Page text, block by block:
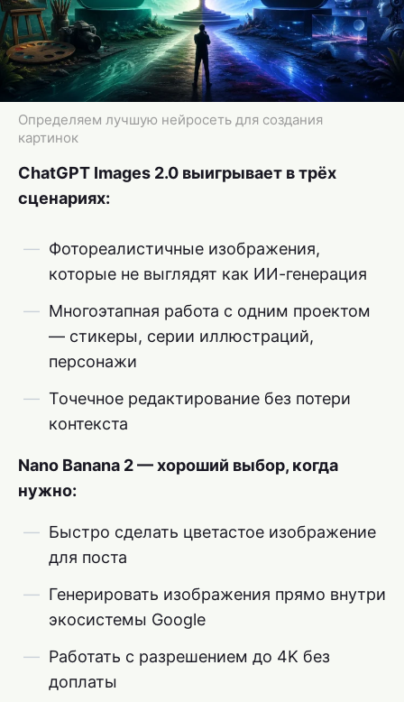
Определяем лучшую нейросеть для создания
картинок
ChatGPT Images 2.0 выигрывает в трёх
сценариях:
Фотореалистичные изображения,
которые не выглядят как ИИ-генерация
Многоэтапная работа с одним проектом
— стикеры, серии иллюстраций,
персонажи
Точечное редактирование без потери
контекста
Nano Banana 2 — хороший выбор, когда
нужно:
Быстро сделать цветастое изображение
для поста
Генерировать изображения прямо внутри
экосистемы Google
Работать с разрешением до 4K без
доплаты